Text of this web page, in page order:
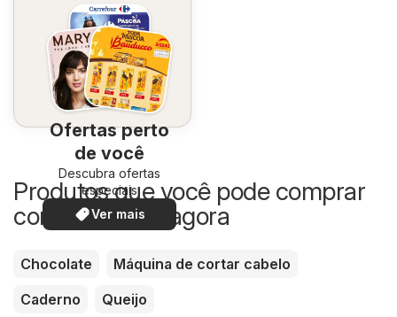
Ofertas perto
de você
Descubra ofertas
especiais
Ver mais
Produtos que você pode comprar
com desconto agora
Chocolate
Máquina de cortar cabelo
Caderno
Queijo